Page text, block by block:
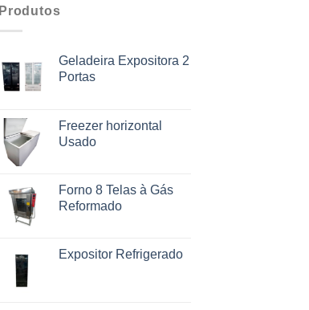
Produtos
Geladeira Expositora 2
Portas
Freezer horizontal
Usado
Forno 8 Telas à Gás
Reformado
Expositor Refrigerado